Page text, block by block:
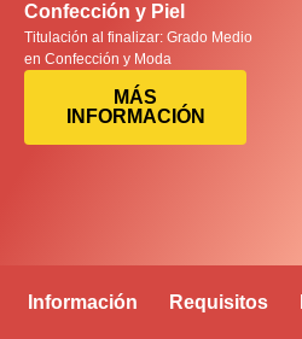
Confección y Piel
Titulación al finalizar: Grado Medio
en Confección y Moda
MÁS
INFORMACIÓN
Información Requisitos